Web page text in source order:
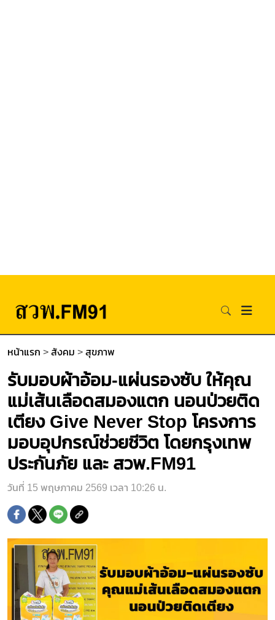
หน้าแรก > สังคม > สุขภาพ
รับมอบผ้าอ้อม-แผ่นรองซับ ให้คุณ
แม่เส้นเลือดสมองแตก นอนป่วยติด
เตียง Give Never Stop โครงการ
มอบอุปกรณ์ช่วยชีวิต โดยกรุงเทพ
ประกันภัย และ สวพ.FM91
วันที่ 15 พฤษภาคม 2569 เวลา 10:26 น.